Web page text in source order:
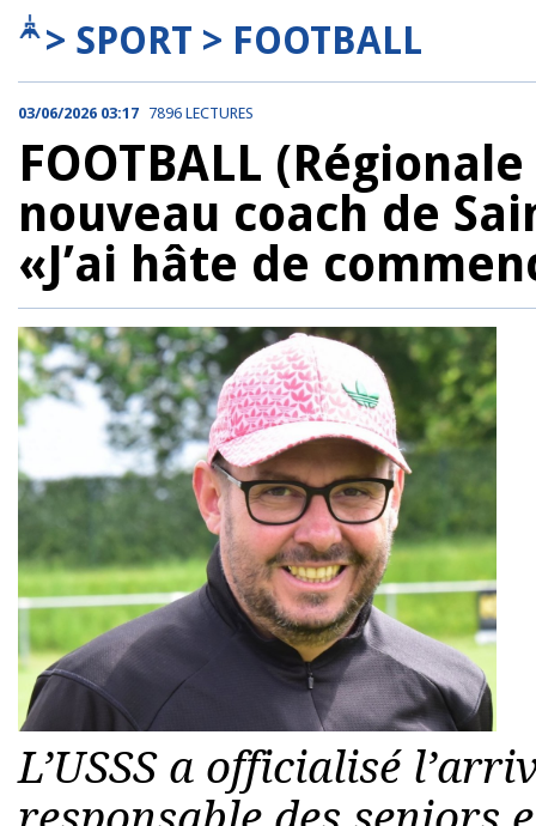
> SPORT > FOOTBALL
03/06/2026 03:17 7896 LECTURES
FOOTBALL
nouveau coach de
«J’ai hâte de
L’USSS a officialisé